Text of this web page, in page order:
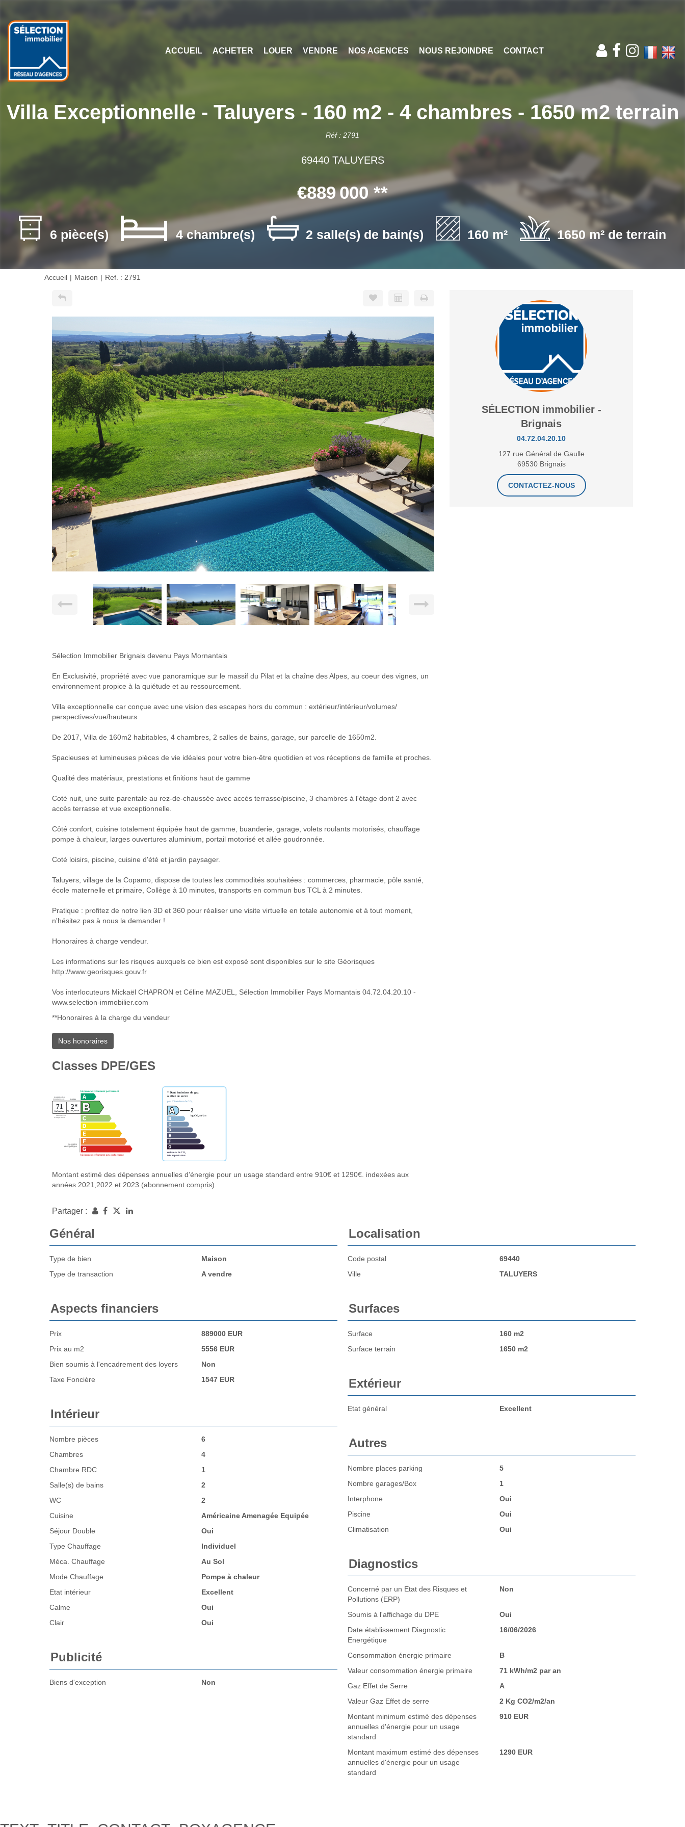
ACCUEIL ACHETER LOUER VENDRE NOS AGENCES NOUS REJOINDRE CONTACT
Villa Exceptionnelle - Taluyers - 160 m2 - 4 chambres - 1650 m2 terrain
Réf : 2791
69440 TALUYERS
€889 000**
6 pièce(s) 4 chambre(s) 2 salle(s) de bain(s) 160 m² 1650 m² de terrain
Accueil Maison Ref. : 2791
Sélection Immobilier Brignais devenu Pays Mornantais
En Exclusivité, propriété avec vue panoramique sur le massif du Pilat et la chaîne des Alpes, au coeur des vignes, un
environnement propice à la quiétude et au ressourcement.
Villa exceptionnelle car conçue avec une vision des escapes hors du commun : extérieur/intérieur/volumes/
perspectives/vue/hauteurs
De 2017, Villa de 160m2 habitables, 4 chambres, 2 salles de bains, garage, sur parcelle de 1650m2.
Spacieuses et lumineuses pièces de vie idéales pour votre bien-être quotidien et vos réceptions de famille et proches.
Qualité des matériaux, prestations et finitions haut de gamme
Coté nuit, une suite parentale au rez-de-chaussée avec accès terrasse/piscine, 3 chambres à l'étage dont 2 avec
accès terrasse et vue exceptionnelle.
Côté confort, cuisine totalement équipée haut de gamme, buanderie, garage, volets roulants motorisés, chauffage
pompe à chaleur, larges ouvertures aluminium, portail motorisé et allée goudronnée.
Coté loisirs, piscine, cuisine d'été et jardin paysager.
Taluyers, village de la Copamo, dispose de toutes les commodités souhaitées : commerces, pharmacie, pôle santé,
école maternelle et primaire, Collège à 10 minutes, transports en commun bus TCL à 2 minutes.
Pratique : profitez de notre lien 3D et 360 pour réaliser une visite virtuelle en totale autonomie et à tout moment,
n'hésitez pas à nous la demander !
Honoraires à charge vendeur.
Les informations sur les risques auxquels ce bien est exposé sont disponibles sur le site Géorisques
http://www.georisques.gouv.fr
Vos interlocuteurs Mickaël CHAPRON et Céline MAZUEL, Sélection Immobilier Pays Mornantais 04.72.04.20.10 -
www.selection-immobilier.com
**Honoraires à la charge du vendeur
Nos honoraires
Classes DPE/GES
Montant estimé des dépenses annuelles d'énergie pour un usage standard entre 910€ et 1290€. indexées aux
années 2021,2022 et 2023 (abonnement compris).
Partager :
SÉLECTION immobilier -
Brignais
04.72.04.20.10
127 rue Général de Gaulle
69530 Brignais
CONTACTEZ-NOUS
Général
Type de bien
Maison
Type de transaction
A vendre
Localisation
Code postal
69440
Ville
TALUYERS
Aspects financiers
Prix
889000 EUR
Prix au m2
5556 EUR
Bien soumis à l'encadrement des loyers
Non
Taxe Foncière
1547 EUR
Surfaces
Surface
160 m2
Surface terrain
1650 m2
Extérieur
Etat général Excellent
Intérieur
Nombre pièces
6
Chambres
4
Chambre RDC
1
Salle(s) de bains
2
WC
2
Cuisine
Américaine Amenagée Equipée
Séjour Double
Oui
Type Chauffage
Individuel
Méca. Chauffage
Au Sol
Mode Chauffage
Pompe à chaleur
Etat intérieur
Excellent
Calme
Oui
Clair
Oui
Autres
Nombre places parking
5
Nombre garages/Box
1
Interphone
Oui
Piscine
Oui
Climatisation
Oui
Diagnostics
Concerné par un Etat des Risques et
Pollutions (ERP)
Non
Soumis à l'affichage du DPE
Oui
Date établissement Diagnostic
Energétique
16/06/2026
Consommation énergie primaire
B
Valeur consommation énergie primaire
71 kWh/m2 par an
Gaz Effet de Serre
A
Valeur Gaz Effet de serre
2 Kg CO2/m2/an
Montant minimum estimé des dépenses
annuelles d'énergie pour un usage
standard
910 EUR
Montant maximum estimé des dépenses
annuelles d'énergie pour un usage
standard
1290 EUR
Publicité
Biens d'exception Non